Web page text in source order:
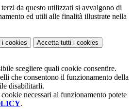
da questo utilizzati si avvalgono di
ed utili alle finalità illustrate nella
i cookies Accetta tutti i cookies
scegliere quali cookie consentire.
che consentono il funzionamento della
disabilitarli.
necessari al funzionamento potete
.